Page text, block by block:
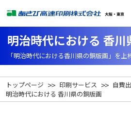
明治時代における 香川
「明治時代における香川県の銅版画」を上
トップページ 印刷サービス 自費
明治時代における 香川県の銅版画